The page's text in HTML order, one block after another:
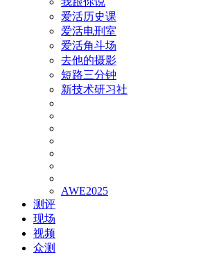
爱活历史课
爱活电刑室
爱活角斗场
去他的摄影
短路三分钟
新技术研习社
AWE2025
测评
现场
视频
众测